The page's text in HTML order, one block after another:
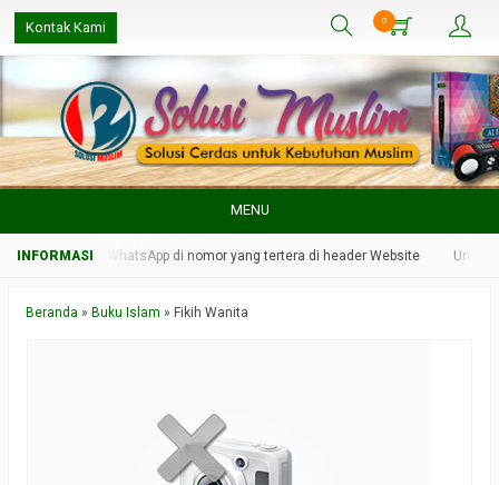
Kontak Kami 0
MENU
kami melalui WhatsApp di nomor yang tertera di header Website Untuk
Beranda » Buku Islam » Fikih Wanita